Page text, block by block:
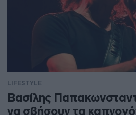
LIFESTYLE
Βασίλης
να σβήσουν τα